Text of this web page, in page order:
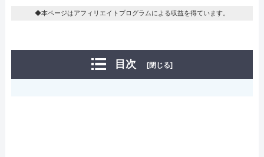
◆本ページはアフィリエイトプログラムによる収益を得ています。
目次 [閉じる]